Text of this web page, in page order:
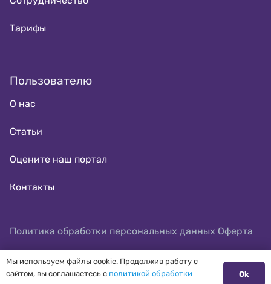
Тарифы
Пользователю
О нас
Статьи
Оцените наш портал
Контакты
Политика обработки персональных данных Оферта
Мы используем файлы cookie. Продолжив работу с
сайтом, вы соглашаетесь с политикой обработки
Ok